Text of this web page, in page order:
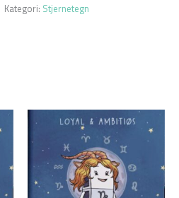
Kategori: Stjernetegn